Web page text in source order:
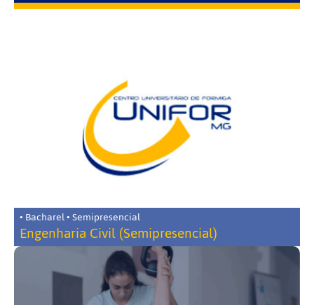
• Bacharel • Semipresencial
Engenharia Civil (Semipresencial)